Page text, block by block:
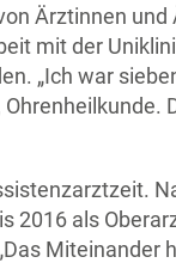
Ärztinnen
mit der
„Ich war
2016 als
Miteinander